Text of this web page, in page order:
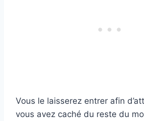
Vous le laisserez entrer afin
vous avez caché du reste du